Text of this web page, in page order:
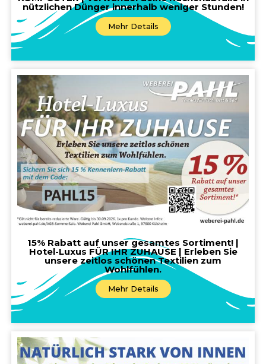
nützlichen Dünger innerhalb weniger Stunden!
Mehr Details
15% Rabatt auf unser gesamtes Sortiment! |
Hotel-Luxus FÜR IHR ZUHAUSE | Erleben Sie
unsere zeitlos schönen Textilien zum
Wohlfühlen.
Mehr Details